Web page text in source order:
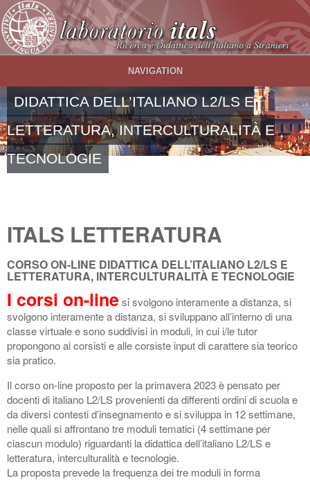
Salta al contenuto principale
NAVIGATION
DIDATTICA DELL’ITALIANO L2/LS E
LETTERATURA, INTERCULTURALITÀ E
TECNOLOGIE
ITALS LETTERATURA
CORSO ON-LINE DIDATTICA DELL’ITALIANO L2/LS E
LETTERATURA, INTERCULTURALITÀ E TECNOLOGIE
I corsi on-line si svolgono interamente a distanza, si
svolgono interamente a distanza, si sviluppano all’interno di una
classe virtuale e sono suddivisi in moduli, in cui i/le tutor
propongono ai corsisti e alle corsiste input di carattere sia teorico
sia pratico.
Il corso on-line proposto per la primavera 2023 è pensato per
docenti di italiano L2/LS provenienti da differenti ordini di scuola e
da diversi contesti d’insegnamento e si sviluppa in 12 settimane,
nelle quali si affrontano tre moduli tematici (4 settimane per
ciascun modulo) riguardanti la didattica dell’italiano L2/LS e
letteratura, interculturalità e tecnologie.
La proposta prevede la frequenza dei tre moduli in forma